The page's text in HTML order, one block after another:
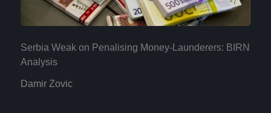
Serbia Weak on Penalising Money-Launderers: BIRN
Analysis
Damir Zovic